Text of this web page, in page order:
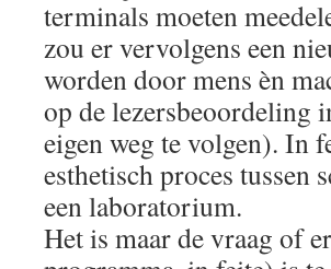
terminals moeten
zou er vervolgens een
worden door mens èn
op de lezersbeoordeling
eigen weg te volgen). In
esthetisch proces tussen
een laboratorium.
Het is maar de vraag of